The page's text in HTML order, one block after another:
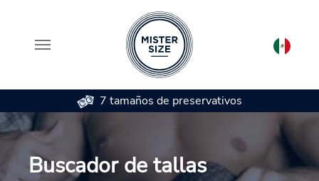
Saltar al contenido principal
7 tamaños de preservativos
Buscador de tallas